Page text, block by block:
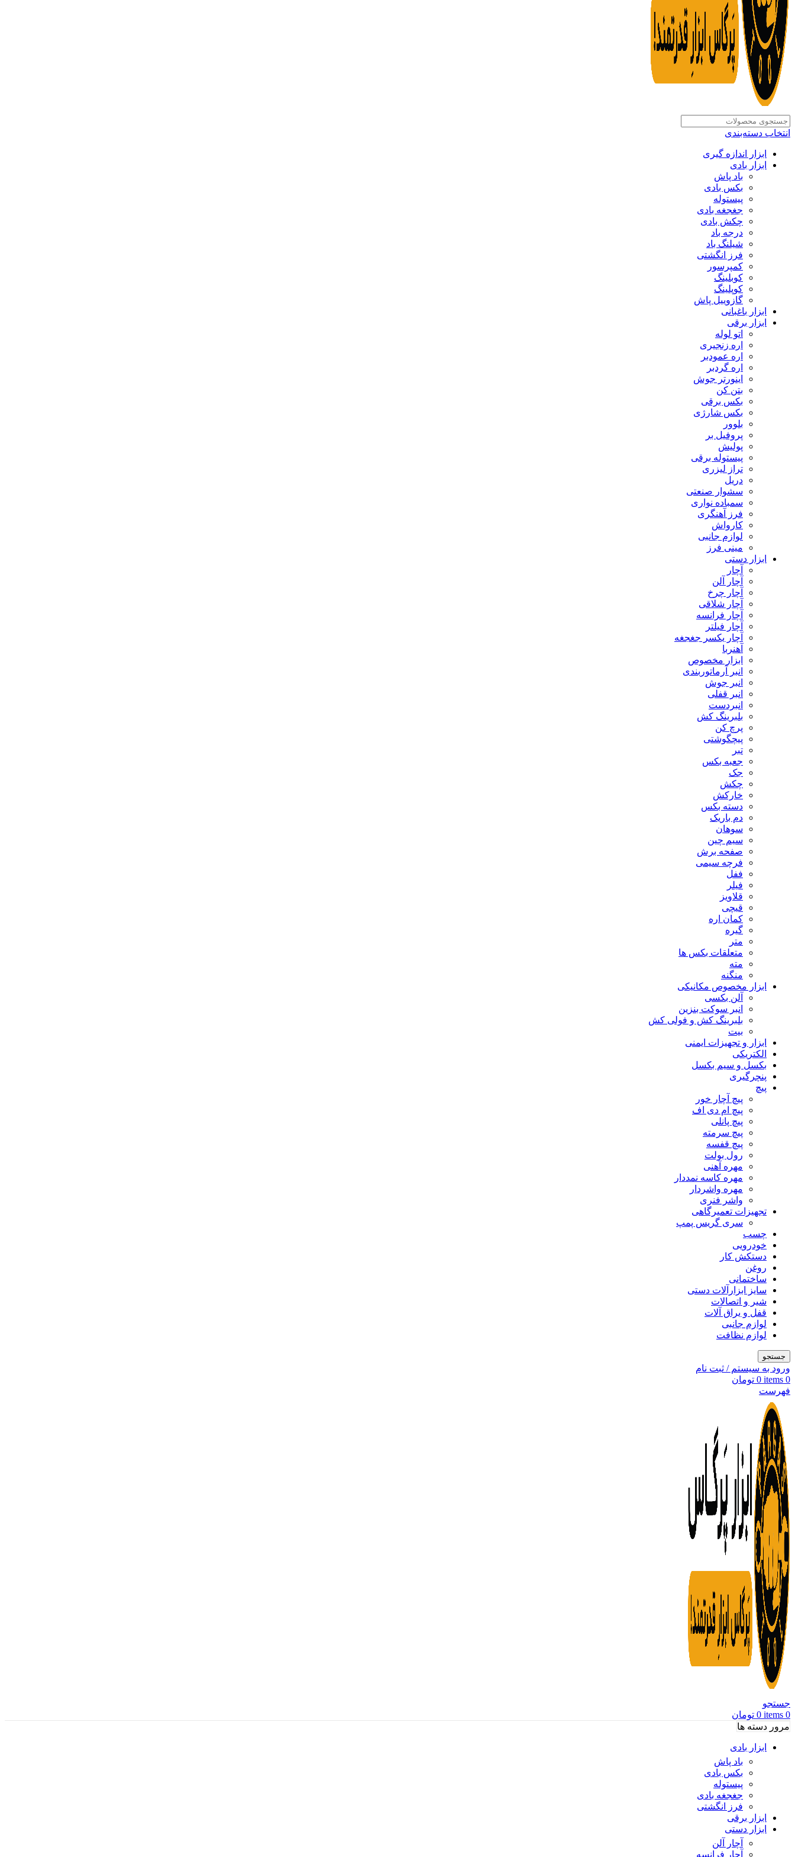
انتخاب دسته‌بندی
ابزار اندازه گیری
ابزار بادی
باد پاش
بکس بادی
پیستوله
جغجغه بادی
چکش بادی
درجه باد
شیلنگ باد
فرز انگشتی
کمپرسور
کوبلینگ
کوپلینگ
گازوییل پاش
ابزار باغبانی
ابزار برقی
اتو لوله
اره زنجیری
اره عمودبر
اره گردبر
اینورتر جوش
بتن کن
بکس برقی
بکس شارژی
بلوور
پروفیل بر
پولیش
پیستوله برقی
تراز لیزری
دریل
سشوار صنعتی
سمباده نواری
فرز آهنگری
کارواش
لوازم جانبی
مینی فرز
ابزار دستی
آچار
آچار آلن
آچار چرخ
آچار شلاقی
آچار فرانسه
آچار فیلتر
آچار یکسر جغجغه
آهنربا
ابزار مخصوص
انبر آرماتوربندی
انبر جوش
انبر قفلی
انبردست
بلبرینگ کش
پرچ کن
پیچگوشتی
تبر
جعبه بکس
جک
چکش
خارکش
دسته بکس
دم باریک
سوهان
سیم چین
صفحه برش
فرچه سیمی
ففل
فیلر
قلاویز
قیچی
کمان اره
گیره
متر
متعلقات بکس ها
مته
منگنه
ابزار مخصوص مکانیکی
آلن بکسی
انبر سوکت بنزین
بلبرینگ کش و فولی کش
بیت
ابزار و تجهیزات ایمنی
الکتریکی
بکسل و سیم بکسل
پنچرگیری
پیچ
پیچ آچار خور
پیچ ام دی اف
پیچ پانلی
پیچ سرمته
پیچ قفسه
رول بولت
مهره آهنی
مهره کاسه نمددار
مهره واشردار
واشر فنری
تجهیزات تعمیرگاهی
سری گریس پمپ
چسب
خودرویی
دستکش کار
روغن
ساختمانی
سایز ابزارآلات دستی
شیر و اتصالات
قفل و یراق آلات
لوازم جانبی
لوازم نظافت
جستجو
ورود به سیستم / ثبت نام
0
items
0 تومان
فهرست
جستجو
0
items
0 تومان
مرور دسته ها
ابزار بادی
باد پاش
بکس بادی
پیستوله
جغجغه بادی
فرز انگشتی
ابزار برقی
ابزار دستی
آچار آلن
آچار فرانسه